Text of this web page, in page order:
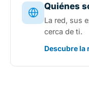
Quiénes
La red, sus
cerca de ti.
Descubre la